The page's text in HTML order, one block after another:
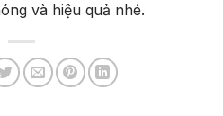
và hiệu quả nhé.